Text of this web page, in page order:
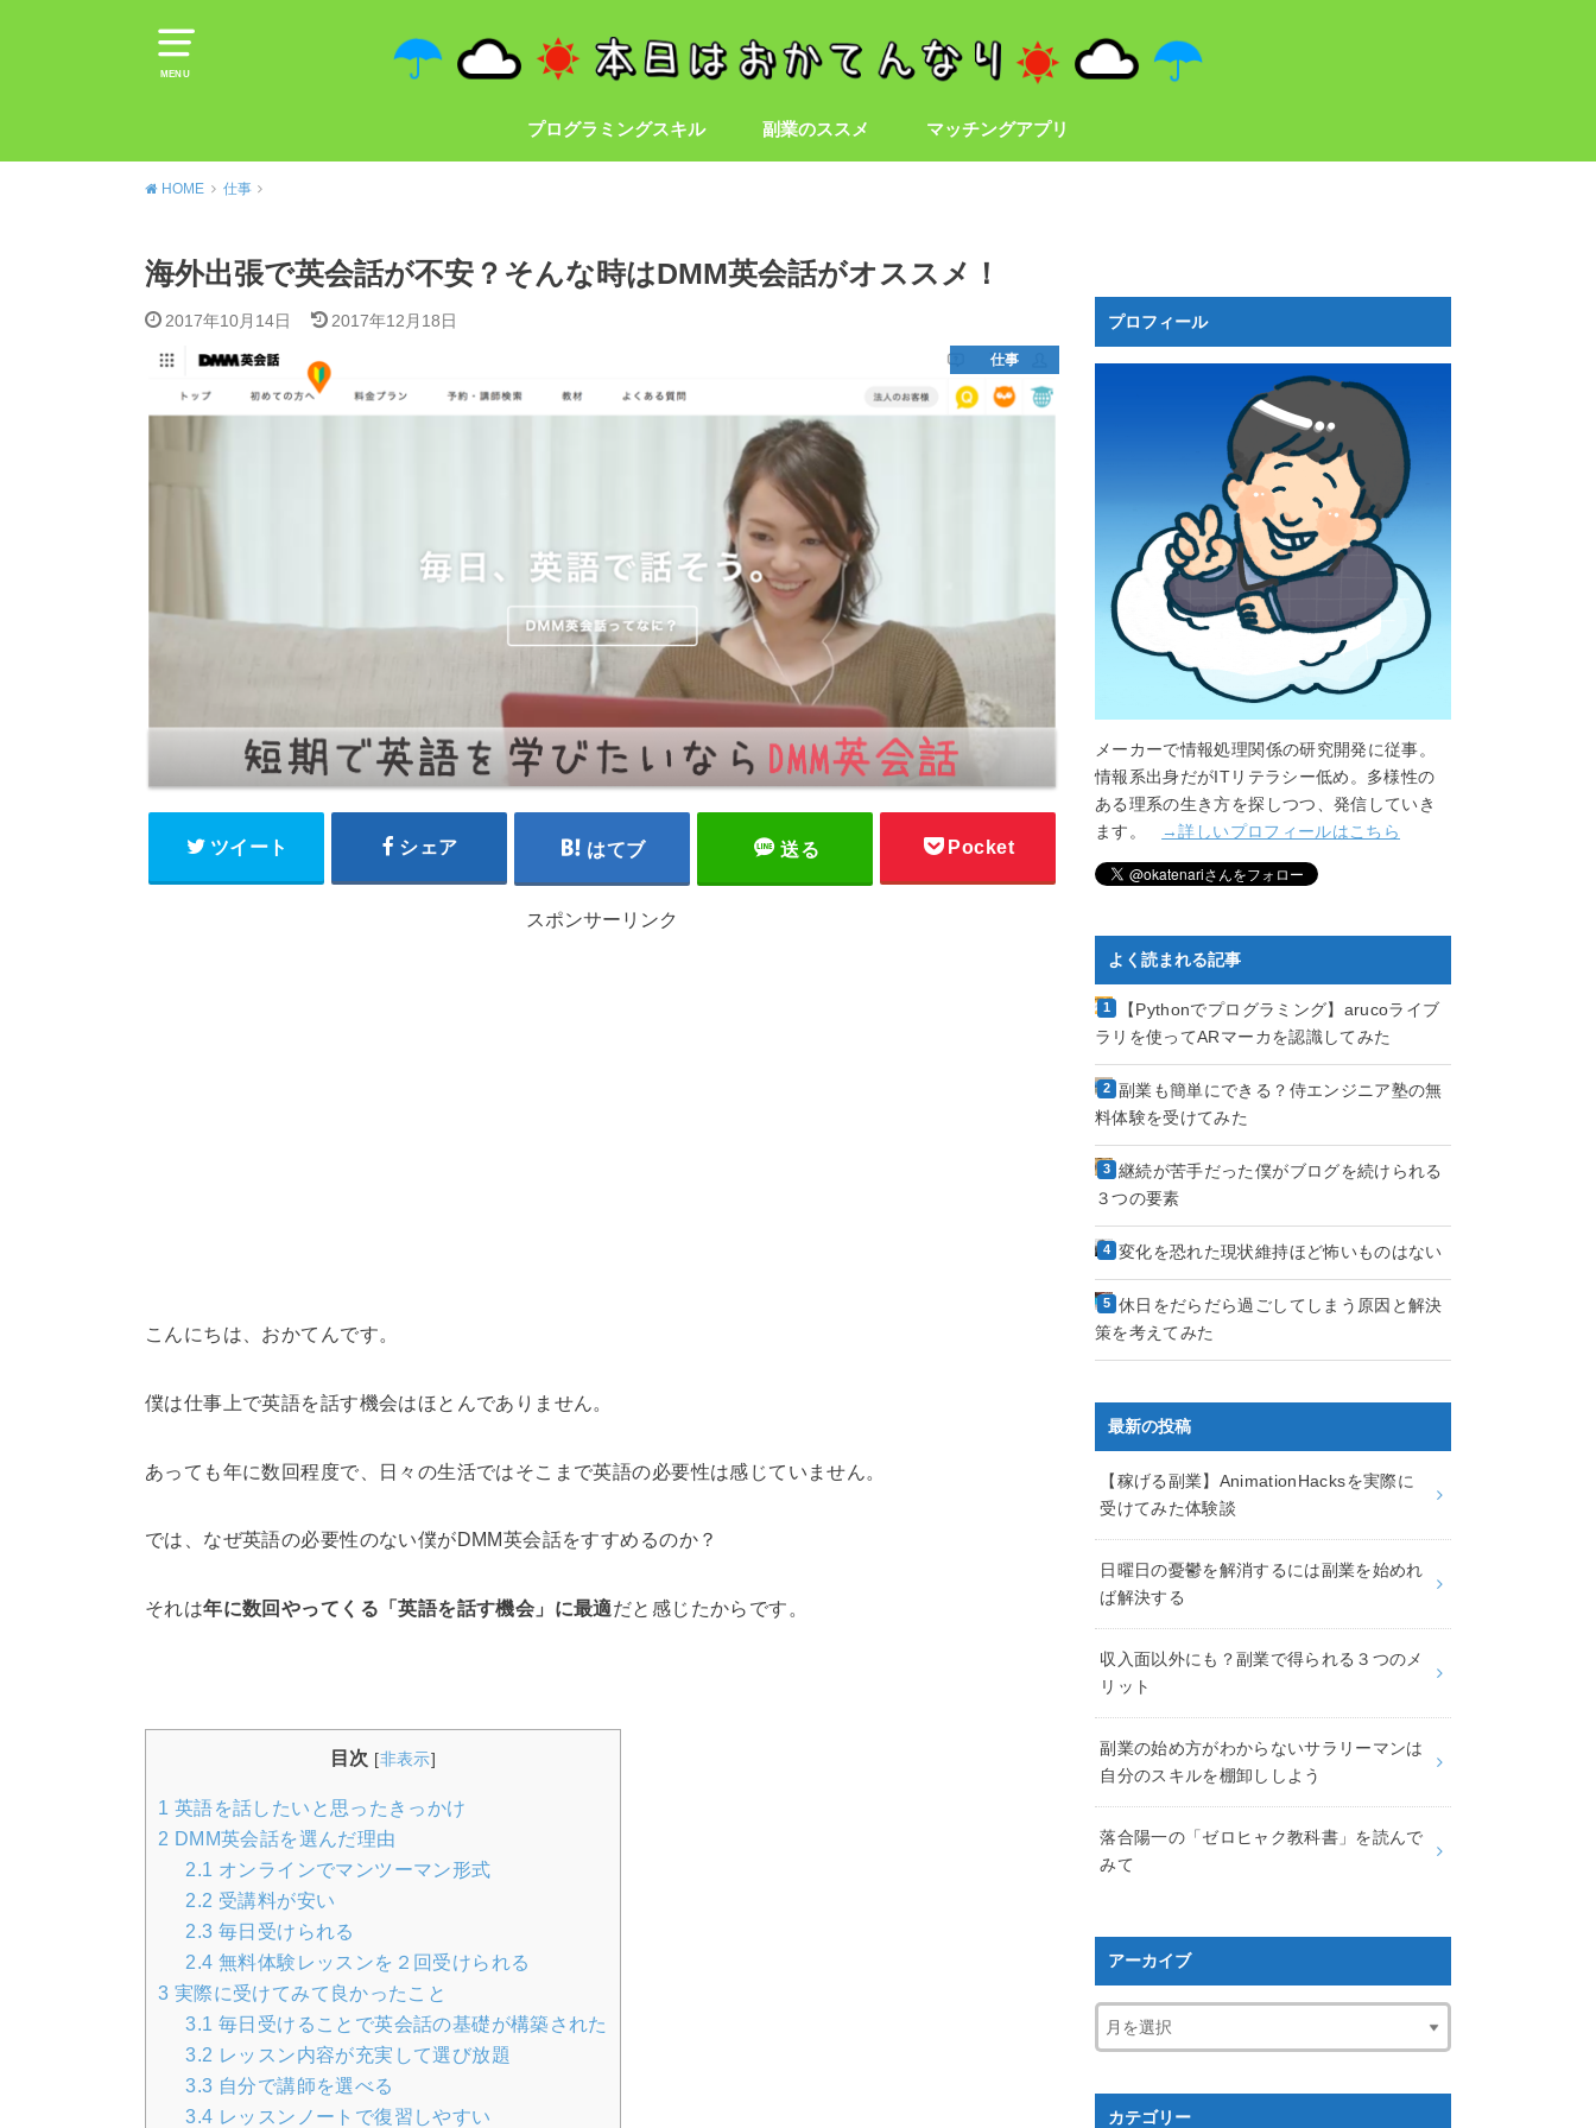
MENU
プログラミングスキル 副業のススメ マッチングアプリ
HOME 仕事
海外出張で英会話が不安？そんな時はDMM英会話がオススメ！
2017年10月14日 2017年12月18日
仕事
ツイート シェア はてブ 送る Pocket
スポンサーリンク
こんにちは、おかてんです。
僕は仕事上で英語を話す機会はほとんでありません。
あっても年に数回程度で、日々の生活ではそこまで英語の必要性は感じていません。
では、なぜ英語の必要性のない僕がDMM英会話をすすめるのか？
それは年に数回やってくる「英語を話す機会」に最適だと感じたからです。
目次 [非表示]
1 英語を話したいと思ったきっかけ
2 DMM英会話を選んだ理由
2.1 オンラインでマンツーマン形式
2.2 受講料が安い
2.3 毎日受けられる
2.4 無料体験レッスンを２回受けられる
3 実際に受けてみて良かったこと
3.1 毎日受けることで英会話の基礎が構築された
3.2 レッスン内容が充実して選び放題
3.3 自分で講師を選べる
3.4 レッスンノートで復習しやすい
プロフィール
メーカーで情報処理関係の研究開発に従事。
情報系出身だがITリテラシー低め。多様性の
ある理系の生き方を探しつつ、発信していき
ます。
→詳しいプロフィールはこちら
よく読まれる記事
【Pythonでプログラミング】arucoライブ
ラリを使ってARマーカを認識してみた
副業も簡単にできる？侍エンジニア塾の無
料体験を受けてみた
継続が苦手だった僕がブログを続けられる
３つの要素
変化を恐れた現状維持ほど怖いものはない
休日をだらだら過ごしてしまう原因と解決
策を考えてみた
最新の投稿
【稼げる副業】AnimationHacksを実際に
受けてみた体験談
日曜日の憂鬱を解消するには副業を始めれ
ば解決する
収入面以外にも？副業で得られる３つのメ
リット
副業の始め方がわからないサラリーマンは
自分のスキルを棚卸ししよう
落合陽一の「ゼロヒャク教科書」を読んで
みて
アーカイブ
カテゴリー